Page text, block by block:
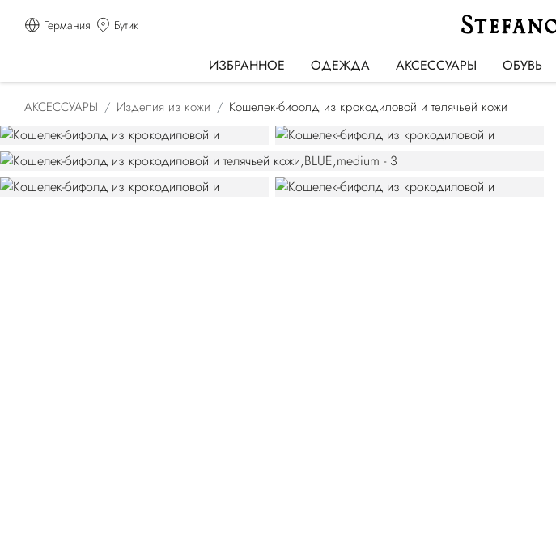
Германия Бутик
ИЗБРАННОЕ ОДЕЖДА АКСЕССУАРЫ ОБУВЬ
АКСЕССУАРЫ Изделия из кожи Кошелек-бифолд из крокодиловой и телячьей кожи